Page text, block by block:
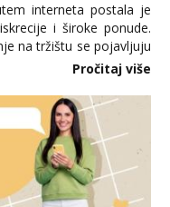
interneta postala je
i široke ponude.
na tržištu se pojavljuju
internetske
Pročitaj više